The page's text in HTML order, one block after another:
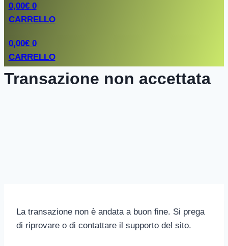
0,00€ 0
CARRELLO
0,00€ 0
CARRELLO
Transazione non accettata
La transazione non è andata a buon fine. Si prega
di riprovare o di contattare il supporto del sito.